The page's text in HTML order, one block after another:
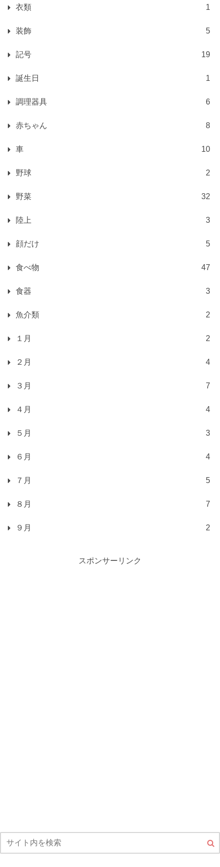
衣類 1
装飾 5
記号 19
誕生日 1
調理器具 6
赤ちゃん 8
車 10
野球 2
野菜 32
陸上 3
顔だけ 5
食べ物 47
食器 3
魚介類 2
１月 2
２月 4
３月 7
４月 4
５月 3
６月 4
７月 5
８月 7
９月 2
スポンサーリンク